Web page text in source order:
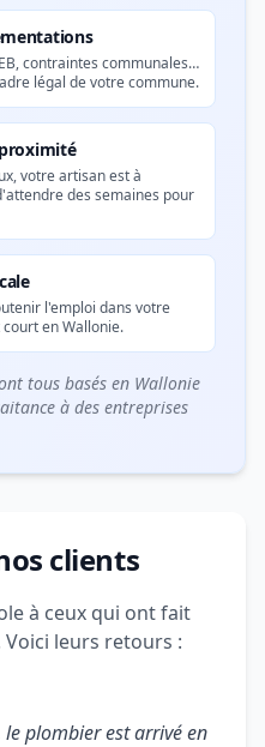
contraintes communales…
légal de votre commune.
votre artisan est à
des semaines pour
l'emploi dans votre
en Wallonie.
tous basés en Wallonie
à des entreprises
clients
à ceux qui ont fait
leurs retours :
plombier est arrivé en